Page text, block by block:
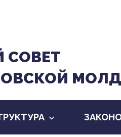
CОВЕТ